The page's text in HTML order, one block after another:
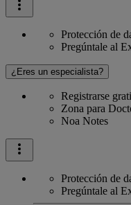
Protección de
Pregúntale al
¿Eres un especialista?
Registrarse
Zona para
Noa Notes
Protección de
Pregúntale al